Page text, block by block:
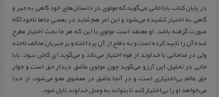
در پایان کتاب بابا خانی می‌گوید که مولوی در داستان‌های خود گاهی به جبر و
گاهی به اختیار کشیده می‌‍شود و این امر هم شاید در بعضی جاها ناخودآگاه
صورت گرفته باشد. او معتقد است مولوی با این که هر جا بحث اختیار مطرح
شده آن را تایید کرده است و به دفاع از آن پرداخته و بر جبریان مخالف تاخته
ولی در مناجاتی با خداوند از قوهٔ اختیار می‌نالد و می‌گوید ای کاش نبود. بابا
خانی در تحلیل این آرزو می‌گوید چون مولوی عاشق دیدار حق است و جوار
حق عالم بی‌اختیاری است، و در آنجا عاشق در معشوق محو می‌شود، از خدا
می‌خواهد او را بی‌اختیار کند تا بتواند به وصل خداوند نایل شود.